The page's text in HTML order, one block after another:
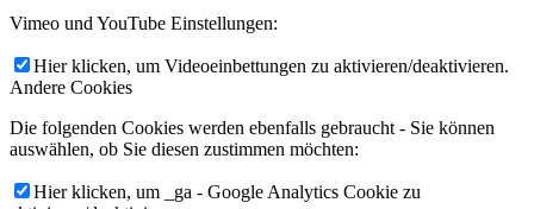
Vimeo und YouTube Einstellungen:
Hier klicken, um Videoeinbettungen zu aktivieren/deaktivieren.
Andere Cookies
Die folgenden Cookies werden ebenfalls gebraucht - Sie können
auswählen, ob Sie diesen zustimmen möchten:
Hier klicken, um _ga - Google Analytics Cookie zu